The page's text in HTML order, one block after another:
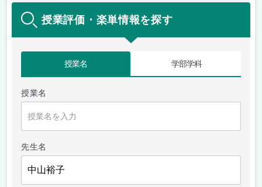
授業評価・楽単情報を探す
授業名 学部学科
授業名
先生名